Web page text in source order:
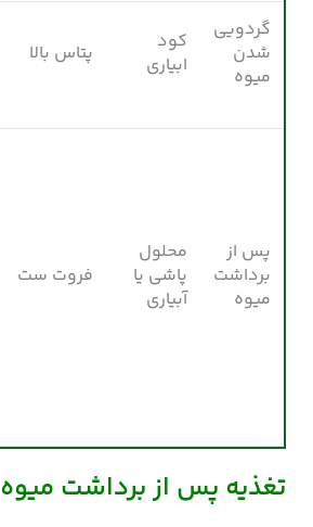
گردویی
شدن
میوه
کود
ابیاری
پتاس بالا
پس از
برداشت
میوه
محلول
پاشی یا
آبیاری
فروت ست
تغذیه پس از برداشت میوه